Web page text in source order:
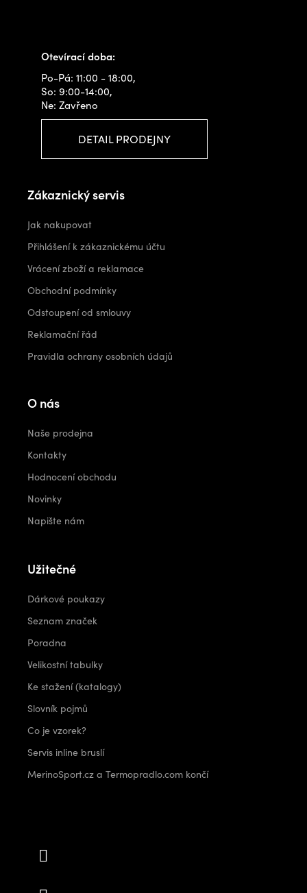
Otevírací doba:
Po-Pá: 11:00 - 18:00,
So: 9:00-14:00,
Ne: Zavřeno
DETAIL PRODEJNY
Zákaznický servis
Jak nakupovat
Přihlášení k zákaznickému účtu
Vrácení zboží a reklamace
Obchodní podmínky
Odstoupení od smlouvy
Reklamační řád
Pravidla ochrany osobních údajů
O nás
Naše prodejna
Kontakty
Hodnocení obchodu
Novinky
Napište nám
Užitečné
Dárkové poukazy
Seznam značek
Poradna
Velikostní tabulky
Ke stažení (katalogy)
Slovník pojmů
Co je vzorek?
Servis inline bruslí
MerinoSport.cz a Termopradlo.com končí